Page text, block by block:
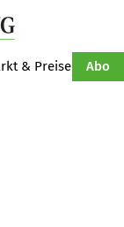
& Preise Abo